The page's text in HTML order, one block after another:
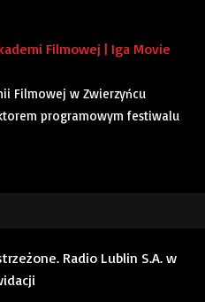
Filmowej | Iga Movie
Filmowej w Zwierzyńcu
programowym festiwalu
Radio Lublin S.A. w